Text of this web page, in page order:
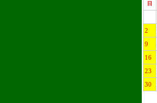
日
2
9
16
23
30